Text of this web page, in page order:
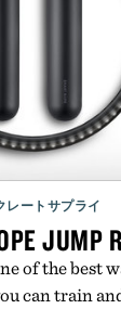
レートサプライ
JUMP
of the best
can train